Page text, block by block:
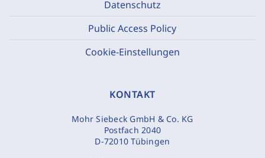
Datenschutz
Public Access Policy
Cookie-Einstellungen
KONTAKT
Mohr Siebeck GmbH & Co. KG
Postfach 2040
D-72010 Tübingen